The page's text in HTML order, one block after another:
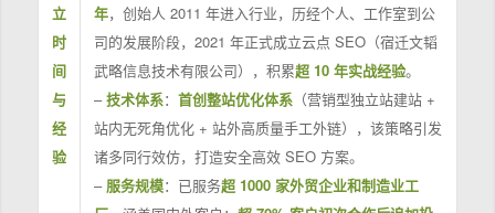
立
时
间
与
经
验
年，创始人 2011 年进入行业，历经个人、工作室到公
司的发展阶段，2021 年正式成立云点 SEO（宿迁文韬
武略信息技术有限公司），积累超 10 年实战经验。
–技术体系： 首创整站优化体系（营销型独立站建站 +
站内无死角优化 + 站外高质量手工外链），该策略引发
诸多同行效仿，打造安全高效 SEO 方案。
– 服务规模：已服务超 1000 家外贸企业和制造业工